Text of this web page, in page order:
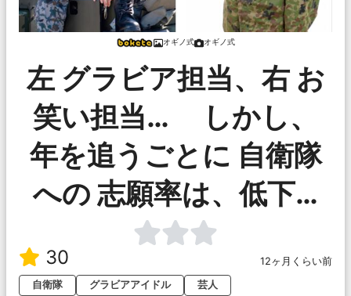
オギノ式 オギノ式
左 グラビア担当、右 お
笑い担当… しかし、
年を追うごとに 自衛隊
への 志願率は、低下…
30
12ヶ月くらい前
自衛隊
グラビアアイドル 芸人